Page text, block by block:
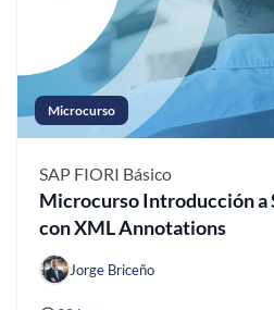
Microcurso
SAP FIORI Básico
Microcurso Introducción a
con XML Annotations
Jorge Briceño